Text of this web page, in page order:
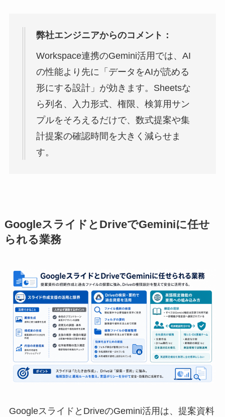
弊社エンジニアからのコメント：
Workspace連携のGemini活用では、AI
の性能より先に「データをAIが読める
形にする設計」が効きます。Sheetsな
ら列名、入力形式、権限、検算用サン
プルをそろえるだけで、数式提案や集
計提案の確認時間を大きく減らせま
す。
GoogleスライドとDriveでGeminiに任せ
られる業務
GoogleスライドとDriveのGemini活用は、提案資料